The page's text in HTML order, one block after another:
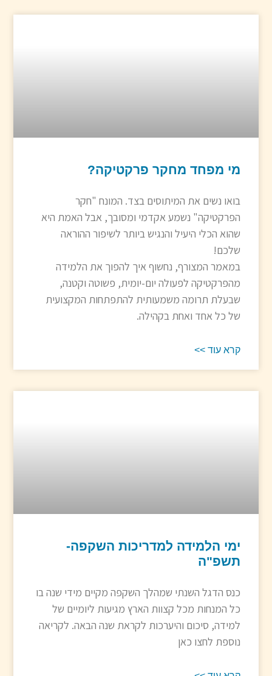
מי מפחד מחקר פרקטיקה?
בואו נשים את המיתוסים בצד. המונח "חקר
הפרקטיקה" נשמע אקדמי ומסובך, אבל האמת היא
שהוא הכלי היעיל והנגיש ביותר לשיפור ההוראה
שלכם!
במאמר המצורף, נחשוף איך להפוך את הלמידה
מהפרקטיקה לפעולה יום-יומית, פשוטה וקטנה,
שבעלת תרומה משמעותית להתפתחות המקצועית
של כל אחד ואחת בקהילה.
קרא עוד >>
ימי הלמידה למדריכות השקפה-
תשפ"ה
כנס הדגל השנתי שמהלך השקפה מקיים מידי שנה בו
כל המנחות מכל קצוות הארץ מגיעות ליומיים של
למידה, סיכום והיערכות לקראת שנה הבאה. לקריאה
נוספת לחצו כאן